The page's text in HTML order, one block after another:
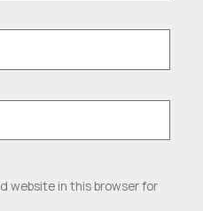
website in this browser for